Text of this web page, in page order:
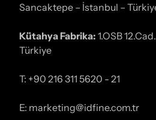
Sancaktepe – İstanbul –
Kütahya Fabrika: 1.OSB
Türkiye
T: +90 216 311 5620 - 21
E: marketing@idfine.com.tr